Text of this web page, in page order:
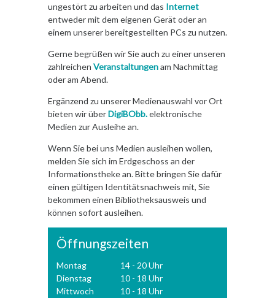
ungestört zu arbeiten und das Internet
entweder mit dem eigenen Gerät oder an
einem unserer bereitgestellten PCs zu nutzen.
Gerne begrüßen wir Sie auch zu einer unseren
zahlreichen Veranstaltungenam Nachmittag
oder am Abend.
Ergänzend zu unserer Medienauswahl vor Ort
bieten wir überDigiBObb.elektronische
Medien zur Ausleihe an.
Wenn Sie bei uns Medien ausleihen wollen,
melden Sie sich im Erdgeschoss an der
Informationstheke an. Bitte bringen Sie dafür
einen gültigen Identitätsnachweis mit, Sie
bekommen einen Bibliotheksausweis und
können sofort ausleihen.
Öffnungszeiten
Montag
14 - 20 Uhr
Dienstag
10 - 18 Uhr
Mittwoch
10 - 18 Uhr